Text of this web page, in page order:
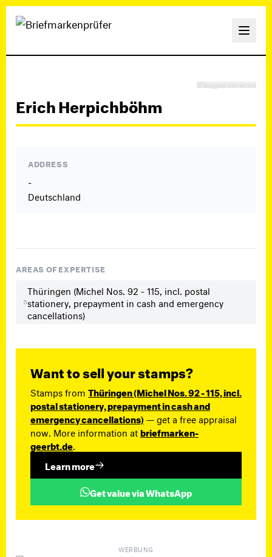
Suggest correction
Erich Herpichböhm
ADDRESS
-
Deutschland
AREAS OF EXPERTISE
Thüringen (Michel Nos. 92 - 115, incl. postal
stationery, prepayment in cash and emergency
cancellations)
Want to sell your stamps?
Stamps from Thüringen (Michel Nos. 92 - 115, incl.
postal stationery, prepayment in cash and
emergency cancellations) — get a free appraisal
now. More information atbriefmarken-
geerbt.de
Learn more
Get value via WhatsApp
WERBUNG